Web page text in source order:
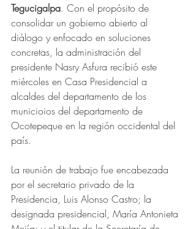
Tegucigalpa. Con el propósito de
consolidar un gobierno abierto al
diálogo y enfocado en soluciones
concretas, la administración del
presidente Nasry Asfura recibió este
miércoles en Casa Presidencial a
alcaldes del departamento de los
municioios del departamento de
Ocotepeque en la región occidental del
país.
La reunión de trabajo fue encabezada
por el secretario privado de la
Presidencia, Luis Alonso Castro; la
designada presidencial, María Antonieta